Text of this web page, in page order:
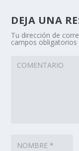
DEJA UNA
Tu dirección de
campos